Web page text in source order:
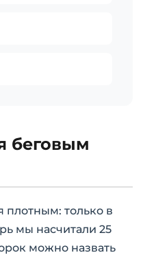
беговым
плотным: только в
мы насчитали 25
можно назвать